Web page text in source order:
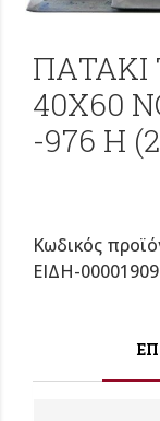
ΠΑΤΑΚΙ
40Χ60
-976 Η
Κωδικός
ΕΙΔΗ-00001909